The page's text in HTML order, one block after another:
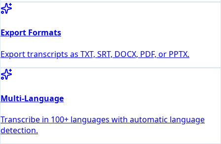
Export Formats
Export transcripts as TXT, SRT, DOCX, PDF, or PPTX.
Multi-Language
Transcribe in 100+ languages with automatic language
detection.